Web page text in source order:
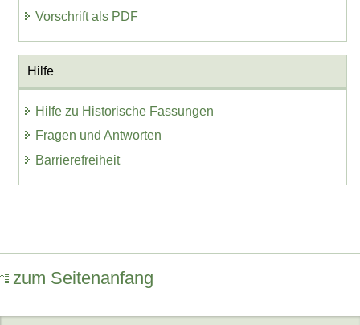
Vorschrift als PDF
Hilfe
Hilfe zu Historische Fassungen
Fragen und Antworten
Barrierefreiheit
zum Seitenanfang